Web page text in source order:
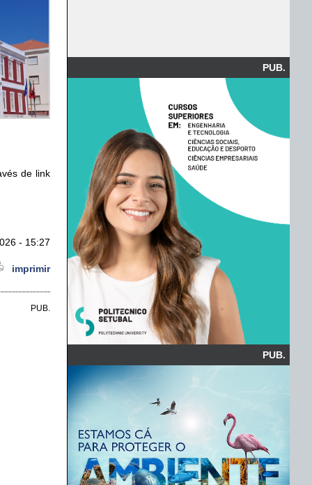
de link
- 15:27
imprimir
PUB.
PUB.
PUB.